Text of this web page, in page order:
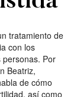
tratamiento de
con los
Por
Beatriz,
de cómo
así como